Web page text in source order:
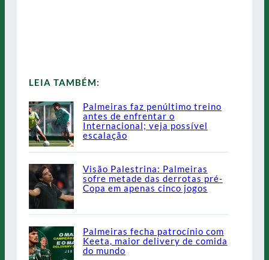
LEIA TAMBÉM:
Palmeiras faz penúltimo treino
antes de enfrentar o
Internacional; veja possível
escalação
Visão Palestrina: Palmeiras
sofre metade das derrotas pré-
Copa em apenas cinco jogos
Palmeiras fecha patrocínio com
Keeta, maior delivery de comida
do mundo